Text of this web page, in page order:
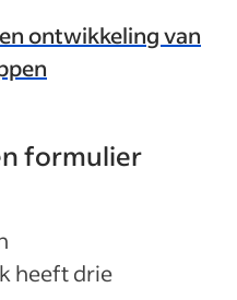
ontwikkeling van
formulier
heeft drie